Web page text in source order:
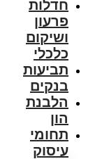
חדלות
פרעון
ושיקום
כלכלי
תביעות
בנקים
הלבנת
הון
תחומי
עיסוק